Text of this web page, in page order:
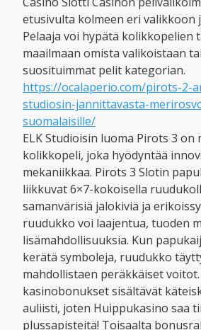
etusivulta kolmeen eri valikkoon
Pelaaja voi hypätä kolikkopelien
maailmaan omista valikoistaan
suosituimmat pelit kategorian.
https://ocalaperio.com/pirots-2-
studiosin-jannittavasta-
suomalaisille/
ELK Studioisin luoma Pirots 3
kolikkopeli, joka hyödyntää
mekaniikkaa. Pirots 3 Slotin
liikkuvat 6×7-kokoisella
samanvärisiä jalokiviä ja
ruudukko voi laajentua, tuoden
lisämahdollisuuksia. Kun
kerätä symboleja, ruudukko
mahdollistaen peräkkäiset
kasinobonukset sisältävät
auliisti, joten Huippukasino saa
plussapisteitä! Toisaalta